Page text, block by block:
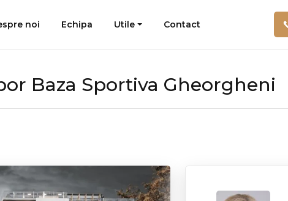
noi Echipa Utile Contact
Baza Sportiva Gheorgheni